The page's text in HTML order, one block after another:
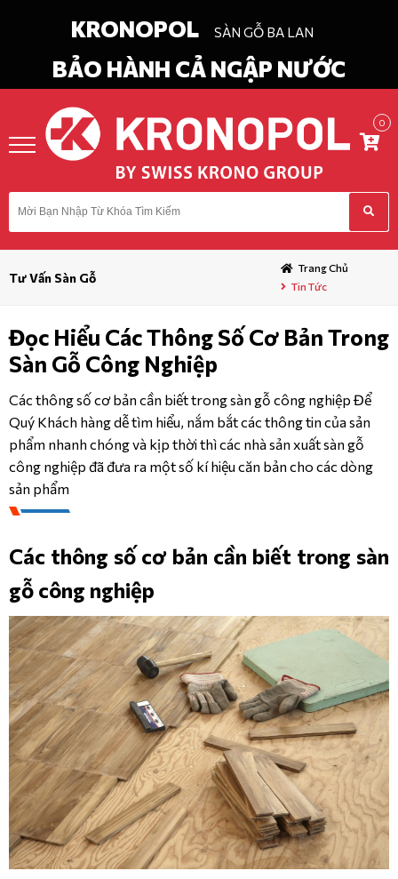
KRONOPOL SÀN GỖ BA LAN
BẢO HÀNH CẢ NGẬP NƯỚC
0
DANH
MỤC
DANH MỤC SẢN PHẨM
AQUA
ZERO
–
10MM/AC5
KRONOPOL
AQUA
FIORI
–
10MM/AC6
KRONOPOL
AQUA
LOUVRE
-
12MM/AC5
KRONOPOL
AQUA
GIỚI THIỆU
CÔNG TRÌNH
LIÊN HỆ
SẢN PHẨM
Tư Vấn Sàn Gỗ
Trang Chủ
Tin Tức
Đọc Hiểu Các Thông Số Cơ Bản Trong
Sàn Gỗ Công Nghiệp
Các thông số cơ bản cần biết trong sàn gỗ công nghiệp Để
Quý Khách hàng dễ tìm hiểu, nắm bắt các thông tin của sản
phẩm nhanh chóng và kịp thời thì các nhà sản xuất sàn gỗ
công nghiệp đã đưa ra một số kí hiệu căn bản cho các dòng
sản phẩm
Các thông số cơ bản cần biết trong sàn
gỗ công nghiệp